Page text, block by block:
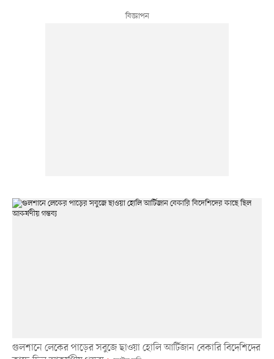
গুলশানে লেকের পাড়ের সবুজে ছাওয়া হোলি আর্টিজান বেকারি বিদেশিদের